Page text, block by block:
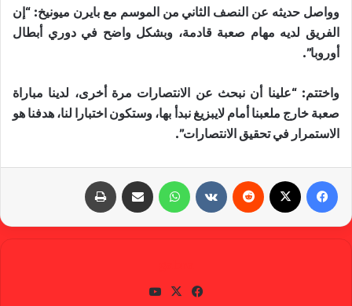
وواصل حديثه عن النصف الثاني من الموسم مع بايرن ميونيخ: “إن
الفريق لديه مهام صعبة قادمة، وبشكل واضح في دوري أبطال
أوروبا”.
واختتم: “علينا أن نبحث عن الانتصارات مرة أخرى، لدينا مباراة
صعبة خارج ملعبنا أمام لايبزيغ نبدأ بها، وستكون اختبارا لنا، هدفنا هو
الاستمرار في تحقيق الانتصارات”.
واتساب
في
X